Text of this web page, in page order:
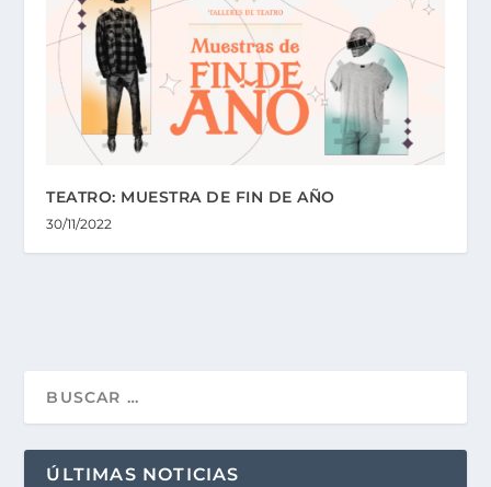
TEATRO: MUESTRA DE FIN DE AÑO
30/11/2022
ÚLTIMAS NOTICIAS